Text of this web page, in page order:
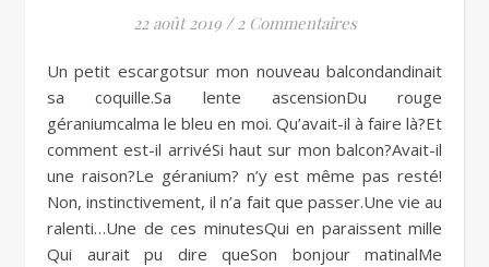
22 août 2019 / 2 Commentaires
Un petit escargotsur mon nouveau balcondandinait
sa coquille.Sa lente ascensionDu rouge
géraniumcalma le bleu en moi. Qu’avait-il à faire là?Et
comment est-il arrivéSi haut sur mon balcon?Avait-il
une raison?Le géranium? n’y est même pas resté!
Non, instinctivement, il n’a fait que passer.Une vie au
ralenti…Une de ces minutesQui en paraissent mille
Qui aurait pu dire queSon bonjour matinalMe